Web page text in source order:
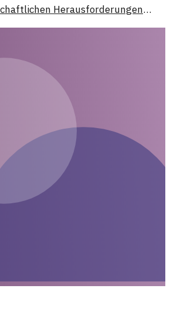
Herausforderungen
Planung und Zukunftsaussichten